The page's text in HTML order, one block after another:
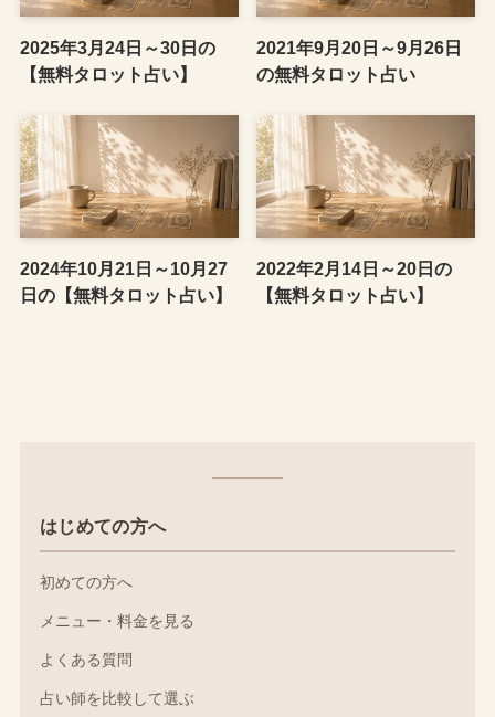
2025年3月24日～30日の
【無料タロット占い】
2021年9月20日～9月26日
の無料タロット占い
2024年10月21日～10月27
日の【無料タロット占い】
2022年2月14日～20日の
【無料タロット占い】
はじめての方へ
初めての方へ
メニュー・料金を見る
よくある質問
占い師を比較して選ぶ